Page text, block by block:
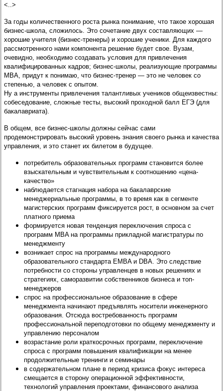
<..>
За годы количественного роста рынка понимание, что такое хорошая
бизнес-школа, сложилось. Это сочетание двух составляющих —
хорошие учителя (бизнес-тренеры) и хорошие ученики. Для каждого
рассмотренного нами компонента решение будет свое. Вузам,
очевидно, необходимо создавать условия для привлечения
квалифицированных кадров; бизнес-школы, реализующие программы
MBA, придут к понимаю, что бизнес-тренер — это не человек со
степенью, а человек с опытом.
Ну а инструменты привлечения талантливых учеников общеизвестны:
собеседование, сложные тесты, высокий проходной балл ЕГЭ (для
бакалавриата).
В общем, все бизнес-школы должны сейчас сами
продемонстрировать высокий уровень знания своего рынка и качества
управления, и это станет их билетом в будущее.
потребитель образовательных программ становится более
взыскательным и чувствительным к соотношению «цена-
качество»
наблюдается стагнация набора на бакалаврские
менеджериальные программы, в то время как в сегменте
магистерских программ фиксируется рост, в основном за счет
платного приема
формируется новая тенденция переключения спроса с
программ MBA на программы прикладной магистратуры по
менеджменту
возникает спрос на программы международного
образовательного стандарта EMBA и DBА. Это следствие
потребности со стороны управленцев в новых решениях и
стратегиях, саморазвитии собственников бизнеса и топ-
менеджеров
спрос на профессиональное образование в сфере
менеджмента начинают предъявлять носители инженерного
образования. Отсюда востребованность программ
профессиональной переподготовки по общему менеджменту и
управлению персоналом
возрастание роли краткосрочных программ, переключение
спроса с программ повышения квалификации на менее
продолжительные тренинги и семинары
в содержательном плане в период кризиса фокус интереса
смещается в сторону операционной эффективности,
технологий управления проектами, финансового анализа